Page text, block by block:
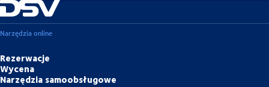
Narzędzia online
Rezerwacje
Wycena
Narzędzia samoobsługowe